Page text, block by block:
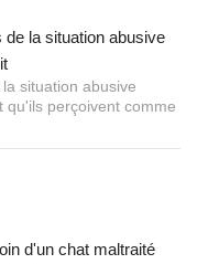
situation abusive
qu'ils perçoivent comme
d'un chat maltraité